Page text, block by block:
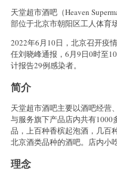
天堂超市酒吧（Heaven
部位于北京市朝阳区工人体育
2022年6月10日，北京召开疫
任刘晓峰通报，6月9日0时至
计报告29例感染者。
简介
天堂超市酒吧主要以酒吧经营
与服务旗下产品店内共有
品，上百种香槟起泡酒，几百
北京酒类品种的酒吧。店内小
理念